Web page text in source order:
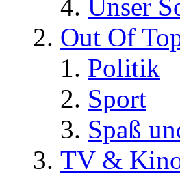
Unser
Out Of
Politik
Sport
Spaß
TV &